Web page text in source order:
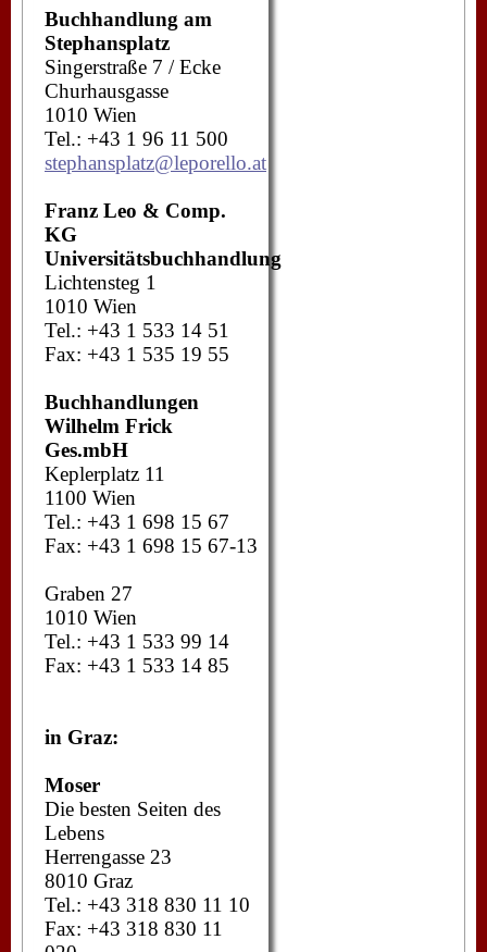
Buchhandlung am
Stephansplatz
Singerstraße 7 / Ecke
Churhausgasse
1010 Wien
Tel.: +43 1 96 11 500
stephansplatz@leporello.at
Franz Leo & Comp.
KG
Universitätsbuchhandlung
Lichtensteg 1
1010 Wien
Tel.: +43 1 533 14 51
Fax: +43 1 535 19 55
Buchhandlungen
Wilhelm Frick
Ges.mbH
Keplerplatz 11
1100 Wien
Tel.: +43 1 698 15 67
Fax: +43 1 698 15 67-13
Graben 27
1010 Wien
Tel.: +43 1 533 99 14
Fax: +43 1 533 14 85
in Graz:
Moser
Die besten Seiten des
Lebens
Herrengasse 23
8010 Graz
Tel.: +43 318 830 11 10
Fax: +43 318 830 11